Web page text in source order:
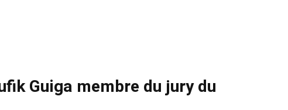
Guiga membre du jury du